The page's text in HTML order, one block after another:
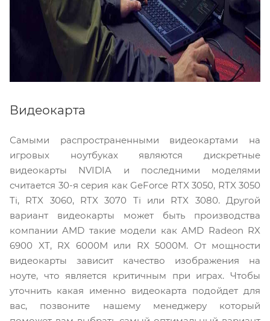
Видеокарта
Самыми распространенными видеокартами на
игровых ноутбуках являются дискретные
видеокарты NVIDIA и последними моделями
считается 30-я серия как GeForce RTX 3050, RTX 3050
Ti, RTX 3060, RTX 3070 Ti или RTX 3080. Другой
вариант видеокарты может быть производства
компании AMD такие модели как AMD Radeon RX
6900 XT, RX 6000M или RX 5000M. От мощности
видеокарты зависит качество изображения на
ноуте, что является критичным при играх. Чтобы
уточнить какая именно видеокарта подойдет для
вас, позвоните нашему менеджеру который